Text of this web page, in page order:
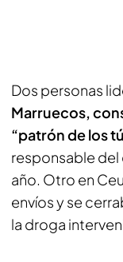
Dos personas
Marruecos,
“patrón de los
responsable
año. Otro en
envíos y se
la droga